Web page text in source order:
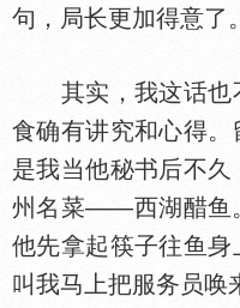
句，局长更加得意了。
其实，我这话也
食确有讲究和心得。
是我当他秘书后不
州名菜——西湖醋鱼
他先拿起筷子往鱼身
叫我马上把服务员唤